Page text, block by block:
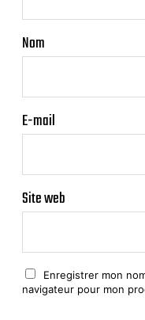
Nom
E-mail
Site web
Enregistrer mon
navigateur pour mon